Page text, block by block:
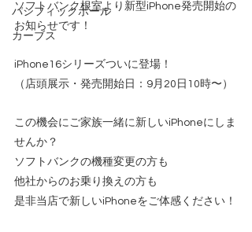
パシフィックボール
カーブス
ソフトバンク根室より新型iPhone発売開始の
お知らせです！
iPhone16シリーズついに登場！
（店頭展示・発売開始日：9月20日10時〜）
この機会にご家族一緒に新しいiPhoneにしま
せんか？
ソフトバンクの機種変更の方も
他社からのお乗り換えの方も
是非当店で新しいiPhoneをご体感ください！